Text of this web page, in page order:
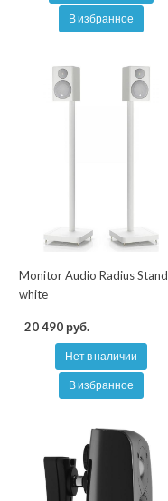
В избранное
Monitor Audio Radius Stand
white
20 490 руб.
Нет в наличии
В избранное